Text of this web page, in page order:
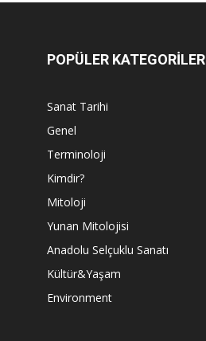
POPÜLER KATEGORİLER
Sanat Tarihi
Genel
Terminoloji
Kimdir?
Mitoloji
Yunan Mitolojisi
Anadolu Selçuklu Sanatı
Kültür&Yaşam
Environment